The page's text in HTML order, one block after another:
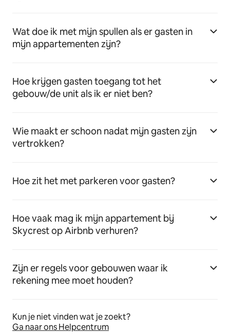
Wat doe ik met mijn spullen als er gasten in
mijn appartementen zijn?
Hoe krijgen gasten toegang tot het
gebouw/de unit als ik er niet ben?
Wie maakt er schoon nadat mijn gasten zijn
vertrokken?
Hoe zit het met parkeren voor gasten?
Hoe vaak mag ik mijn appartement bij
Skycrest op Airbnb verhuren?
Zijn er regels voor gebouwen waar ik
rekening mee moet houden?
Kun je niet vinden wat je zoekt?
Ga naar ons Helpcentrum